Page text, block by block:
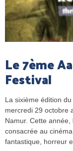
Le 7ème
Festival
La sixième édition
mercredi 29 octobre
Namur. Cette
consacrée au
fantastique, horreur